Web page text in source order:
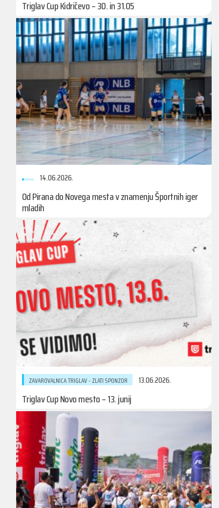
Triglav Cup Kidričevo – 30. in 31.05
14.06.2026.
Od Pirana do Novega mesta v znamenju Športnih iger
mladih
ZAVAROVALNICA TRIGLAV - ZLATI SPONZOR 13.06.2026.
Triglav Cup Novo mesto – 13. junij